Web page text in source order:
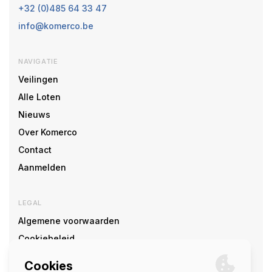
+32 (0)485 64 33 47
info@komerco.be
NAVIGATIE
Veilingen
Alle Loten
Nieuws
Over Komerco
Contact
Aanmelden
LEGAL
Algemene voorwaarden
Cookiebeleid